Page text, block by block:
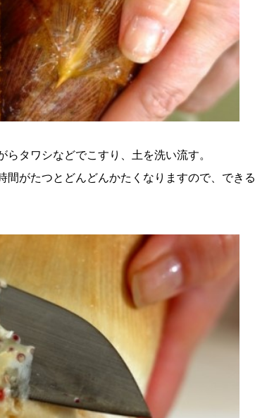
タワシなどでこすり、土を洗い流す。
間がたつとどんどんかたくなりますので、できる